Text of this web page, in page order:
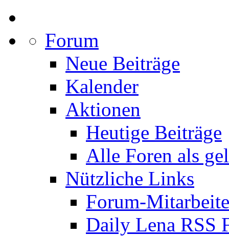
Forum
Neue Beiträge
Kalender
Aktionen
Heutige Beiträge
Alle Foren als
Nützliche Links
Forum-
Daily Lena RSS